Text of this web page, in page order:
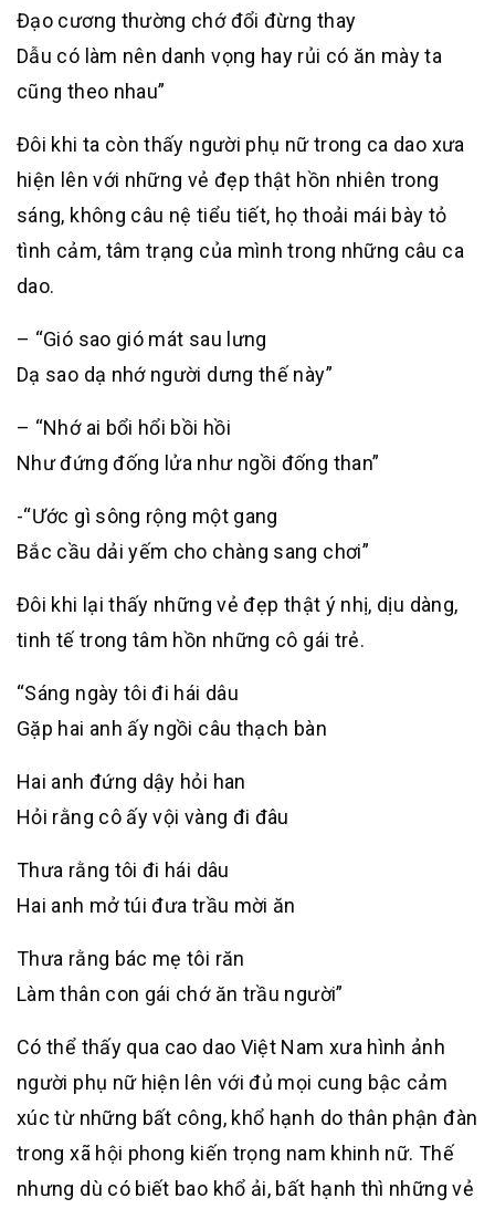
Đạo cương thường chớ đổi đừng thay
Dẫu có làm nên danh vọng hay rủi có ăn mày ta
cũng theo nhau”
Đôi khi ta còn thấy người phụ nữ trong ca dao xưa
hiện lên với những vẻ đẹp thật hồn nhiên trong
sáng, không câu nệ tiểu tiết, họ thoải mái bày tỏ
tình cảm, tâm trạng của mình trong những câu ca
dao.
– “Gió sao gió mát sau lưng
Dạ sao dạ nhớ người dưng thế này”
– “Nhớ ai bổi hổi bồi hồi
Như đứng đống lửa như ngồi đống than”
-“Ước gì sông rộng một gang
Bắc cầu dải yếm cho chàng sang chơi”
Đôi khi lại thấy những vẻ đẹp thật ý nhị, dịu dàng,
tinh tế trong tâm hồn những cô gái trẻ.
“Sáng ngày tôi đi hái dâu
Gặp hai anh ấy ngồi câu thạch bàn
Hai anh đứng dậy hỏi han
Hỏi rằng cô ấy vội vàng đi đâu
Thưa rằng tôi đi hái dâu
Hai anh mở túi đưa trầu mời ăn
Thưa rằng bác mẹ tôi răn
Làm thân con gái chớ ăn trầu người”
Có thể thấy qua cao dao Việt Nam xưa hình ảnh
người phụ nữ hiện lên với đủ mọi cung bậc cảm
xúc từ những bất công, khổ hạnh do thân phận đàn
trong xã hội phong kiến trọng nam khinh nữ. Thế
nhưng dù có biết bao khổ ải, bất hạnh thì những vẻ